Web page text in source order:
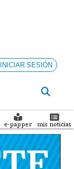
en la
INICIAR SESIÓN
e-papper mis noticias